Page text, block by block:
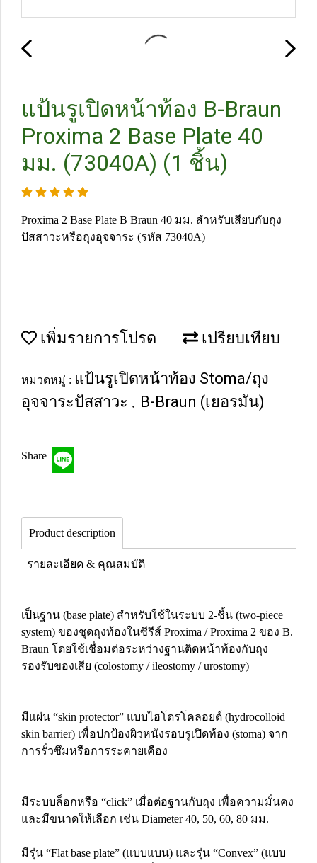
แป้นรูเปิดหน้าท้อง B-Braun
Proxima 2 Base Plate 40
มม. (73040A) (1 ชิ้น)
Proxima 2 Base Plate B Braun 40 มม. สำหรับเสียบกับถุง
ปัสสาวะหรือถุงอุจจาระ (รหัส 73040A)
เพิ่มรายการโปรด เปรียบเทียบ
หมวดหมู่ : แป้นรูเปิดหน้าท้อง Stoma/ถุง
อุจจาระปัสสาวะ , B-Braun (เยอรมัน)
Share
Product description
รายละเอียด & คุณสมบัติ
เป็นฐาน (base plate) สำหรับใช้ในระบบ 2-ชิ้น (two-piece
system) ของชุดถุงท้องในซีรีส์ Proxima / Proxima 2 ของ B.
Braun โดยใช้เชื่อมต่อระหว่างฐานติดหน้าท้องกับถุง
รองรับของเสีย (colostomy / ileostomy / urostomy)
มีแผ่น “skin protector” แบบไฮโดรโคลอยด์ (hydrocolloid
skin barrier) เพื่อปกป้องผิวหนังรอบรูเปิดท้อง (stoma) จาก
การรั่วซึมหรือการระคายเคือง
มีระบบล็อกหรือ “click” เมื่อต่อฐานกับถุง เพื่อความมั่นคง
และมีขนาดให้เลือก เช่น Diameter 40, 50, 60, 80 มม.
มีรุ่น “Flat base plate” (แบบแบน) และรุ่น “Convex” (แบบ